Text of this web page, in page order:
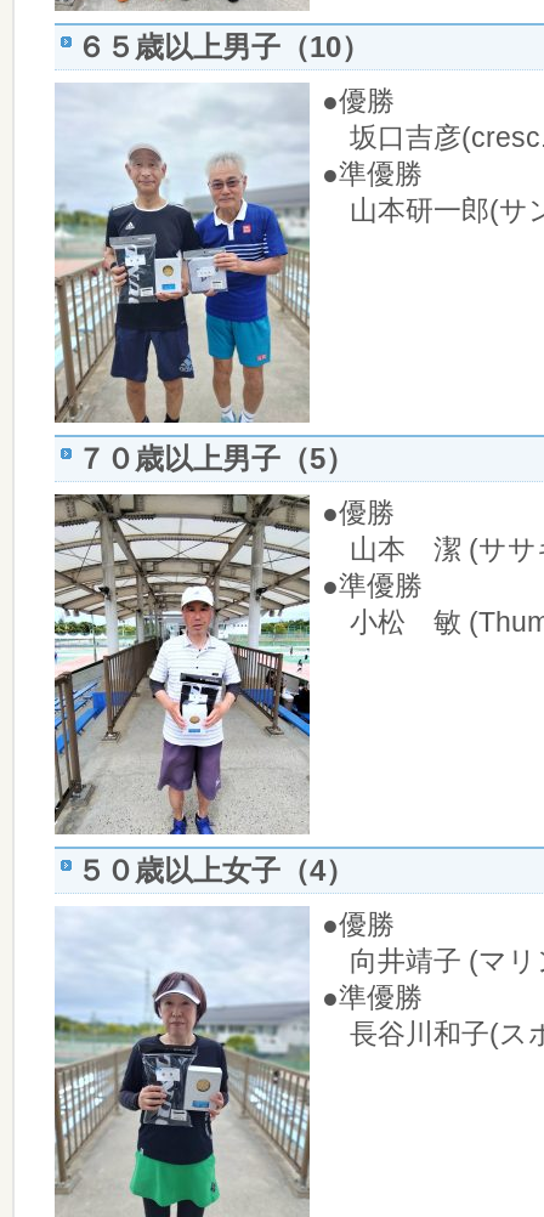
６５歳以上男子（10）
●優勝
坂口吉彦
●準優勝
山本研一郎(
７０歳以上男子（5）
●優勝
山本 潔 (ササ
●準優勝
小松 敏
５０歳以上女子（4）
●優勝
向井靖子 (マ
●準優勝
長谷川和子(ス